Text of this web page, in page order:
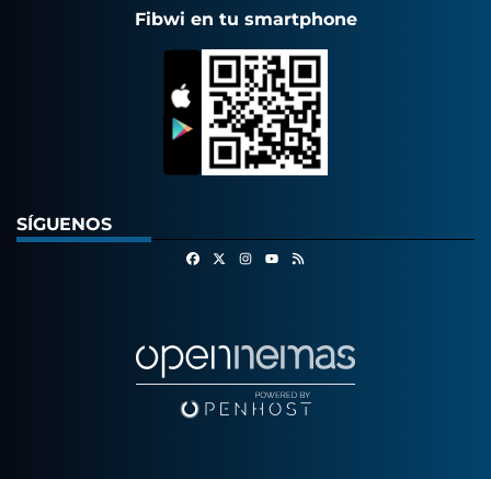
Fibwi en tu smartphone
SÍGUENOS
FacebookInstagram